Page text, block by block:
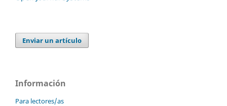
Enviar un artículo
Información
Para lectores/as